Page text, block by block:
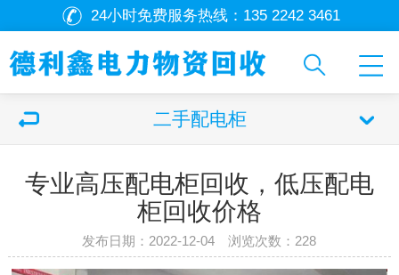
24小时免费服务热线： 135 2242 3461
二手配电柜
专业高压配电柜回收，低压配电
柜回收价格
发布日期：2022-12-04 浏览次数： 228